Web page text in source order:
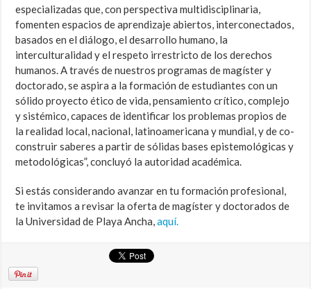
especializadas que, con perspectiva multidisciplinaria,
fomenten espacios de aprendizaje abiertos, interconectados,
basados en el diálogo, el desarrollo humano, la
interculturalidad y el respeto irrestricto de los derechos
humanos. A través de nuestros programas de magíster y
doctorado, se aspira a la formación de estudiantes con un
sólido proyecto ético de vida, pensamiento crítico, complejo
y sistémico, capaces de identificar los problemas propios de
la realidad local, nacional, latinoamericana y mundial, y de co-
construir saberes a partir de sólidas bases epistemológicas y
metodológicas”, concluyó la autoridad académica.
Si estás considerando avanzar en tu formación profesional,
te invitamos a revisar la oferta de magíster y doctorados de
la Universidad de Playa Ancha,aquí.